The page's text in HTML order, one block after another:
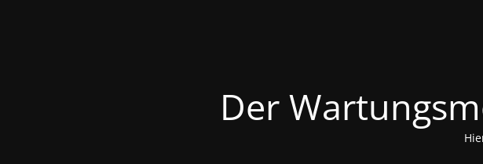
Der